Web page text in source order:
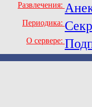
Развлечения:
Периодика:
О сервере: